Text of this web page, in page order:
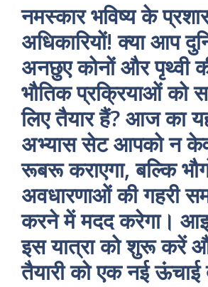
नमस्कार भविष्य के
अधिकारियों! क्या आप
अनछुए कोनों और पृथ्वी
भौतिक प्रक्रियाओं को
लिए तैयार हैं? आज का
अभ्यास सेट आपको न
रूबरू कराएगा, बल्कि
अवधारणाओं की गहरी
करने में मदद करेगा।
इस यात्रा को शुरू करें
तैयारी को एक नई ऊंचाई